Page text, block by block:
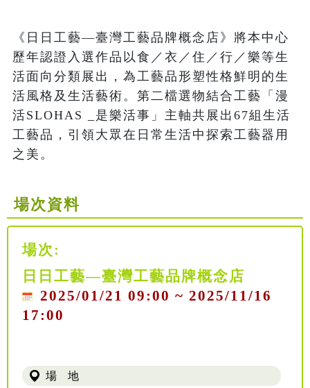
《日日工藝—臺灣工藝品牌概念店》將本中心
歷年認證入選作品以食／衣／住／行／樂等生
活面向分類展出，為工藝品形塑性格鮮明的生
活風格及生活藝術。第二檔選物結合工藝「漫
活SLOHAS _是樂活事」主軸共展出67組生活
工藝品，引領大眾在日常生活中探索工藝器用
之美。
場次資料
場次:
日日工藝—臺灣工藝品牌概念店
2025/01/21 09:00 ~ 2025/11/16
17:00
場 地